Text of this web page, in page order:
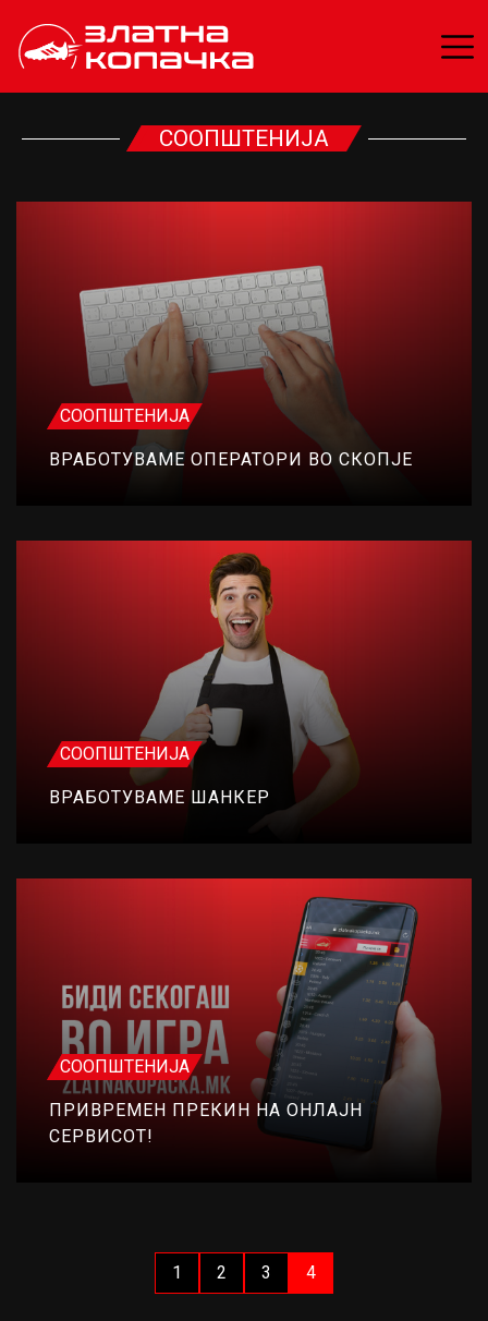
СООПШТЕНИЈА
СООПШТЕНИЈА
ВРАБОТУВАМЕ ОПЕРАТОРИ ВО СКОПЈЕ
СООПШТЕНИЈА
ВРАБОТУВАМЕ ШАНКЕР
СООПШТЕНИЈА
ПРИВРЕМЕН ПРЕКИН НА ОНЛАЈН
СЕРВИСОТ!
1 2 3 4